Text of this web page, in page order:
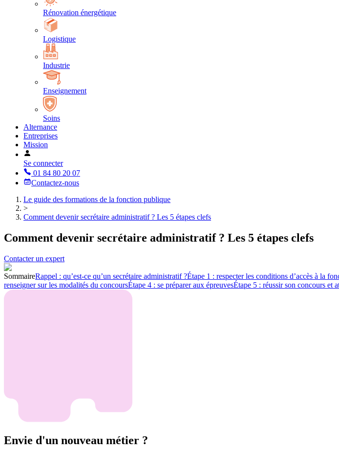
Rénovation énergétique
Logistique
Industrie
Enseignement
Soins
Alternance
Entreprises
Mission
Se connecter
01 84 80 20 07
Contactez-nous
Le guide des formations de la fonction publique
>
Comment devenir secrétaire administratif ? Les 5 étapes clefs
Comment devenir secrétaire administratif ? Les 5 étapes clefs
Contacter un expert
SommaireRappel : qu’est-ce qu’un secrétaire administratif ?Étape 1 : respecter les conditions d’accès à la
renseigner sur les modalités du concoursÉtape 4 : se préparer aux épreuvesÉtape 5 : réussir son concours et
Envie d'un nouveau métier ?